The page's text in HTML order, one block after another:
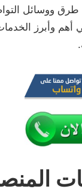
ووسائل
أهم وأبرز